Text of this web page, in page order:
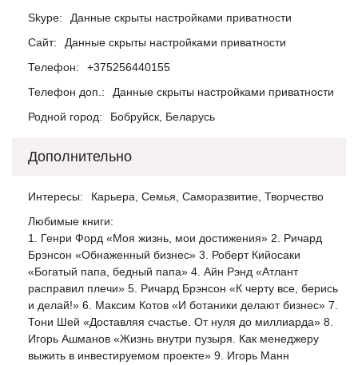
Skype:
Данные скрыты настройками приватности
Сайт:
Данные скрыты настройками приватности
Телефон:
+375256440155
Телефон доп.:
Данные скрыты настройками приватности
Родной город:
Бобруйск, Беларусь
Дополнительно
Интересы:
Карьера, Семья, Саморазвитие, Творчество
Любимые книги:
1. Генри Форд «Моя жизнь, мои достижения» 2. Ричард
Брэнсон «Обнаженный бизнес» 3. Роберт Кийосаки
«Богатый папа, бедный папа» 4. Айн Рэнд «Атлант
расправил плечи» 5. Ричард Брэнсон «К черту все, берись
и делай!» 6. Максим Котов «И ботаники делают бизнес» 7.
Тони Шей «Доставляя счастье. От нуля до миллиарда» 8.
Игорь Ашманов «Жизнь внутри пузыря. Как менеджеру
выжить в инвестируемом проекте» 9. Игорь Манн